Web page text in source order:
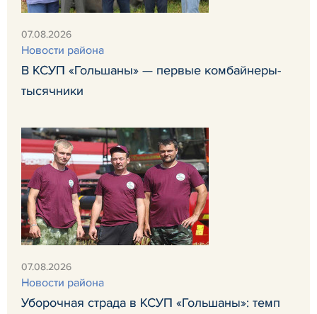
07.08.2026
Новости района
В КСУП «Гольшаны» — первые комбайнеры-
тысячники
07.08.2026
Новости района
Уборочная страда в КСУП «Гольшаны»: темп